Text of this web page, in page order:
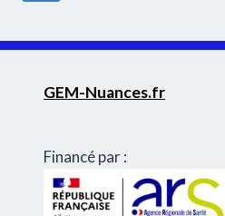
page
GEM-Nuances.fr
Financé par :